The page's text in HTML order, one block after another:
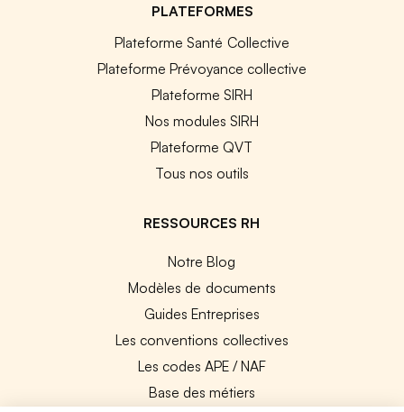
PLATEFORMES
Plateforme Santé Collective
Plateforme Prévoyance collective
Plateforme SIRH
Nos modules SIRH
Plateforme QVT
Tous nos outils
RESSOURCES RH
Notre Blog
Modèles de documents
Guides Entreprises
Les conventions collectives
Les codes APE / NAF
Base des métiers